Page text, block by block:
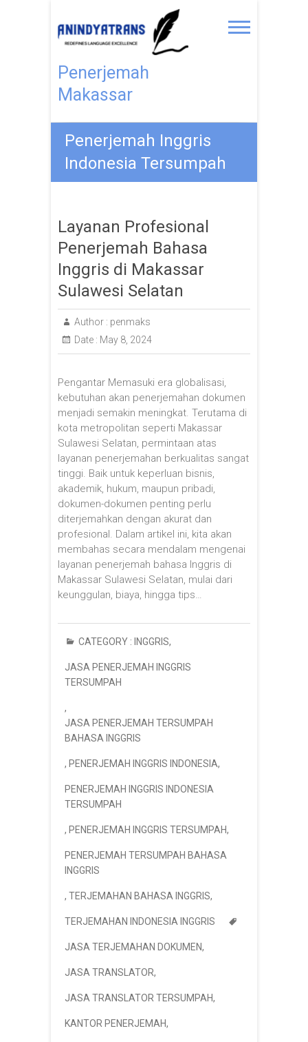
Penerjemah
Makassar
Penerjemah Inggris
Indonesia Tersumpah
Layanan Profesional
Penerjemah Bahasa
Inggris di Makassar
Sulawesi Selatan
Author : penmaks
Date : May 8, 2024
Pengantar Memasuki era globalisasi,
kebutuhan akan penerjemahan dokumen
menjadi semakin meningkat. Terutama di
kota metropolitan seperti Makassar
Sulawesi Selatan, permintaan atas
layanan penerjemahan berkualitas sangat
tinggi. Baik untuk keperluan bisnis,
akademik, hukum, maupun pribadi,
dokumen-dokumen penting perlu
diterjemahkan dengan akurat dan
profesional. Dalam artikel ini, kita akan
membahas secara mendalam mengenai
layanan penerjemah bahasa Inggris di
Makassar Sulawesi Selatan, mulai dari
keunggulan, biaya, hingga tips…
CATEGORY : INGGRIS,
JASA PENERJEMAH INGGRIS
TERSUMPAH
,
JASA PENERJEMAH TERSUMPAH
BAHASA INGGRIS
, PENERJEMAH INGGRIS INDONESIA,
PENERJEMAH INGGRIS INDONESIA
TERSUMPAH
, PENERJEMAH INGGRIS TERSUMPAH,
PENERJEMAH TERSUMPAH BAHASA
INGGRIS
, TERJEMAHAN BAHASA INGGRIS,
TERJEMAHAN INDONESIA INGGRIS
JASA TERJEMAHAN DOKUMEN,
JASA TRANSLATOR,
JASA TRANSLATOR TERSUMPAH,
KANTOR PENERJEMAH,